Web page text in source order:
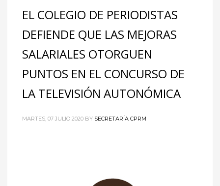
EL COLEGIO DE PERIODISTAS
DEFIENDE QUE LAS MEJORAS
SALARIALES OTORGUEN
PUNTOS EN EL CONCURSO DE
LA TELEVISIÓN AUTONÓMICA
MARTES, 07 JULIO 2020 BY SECRETARÍA CPRM